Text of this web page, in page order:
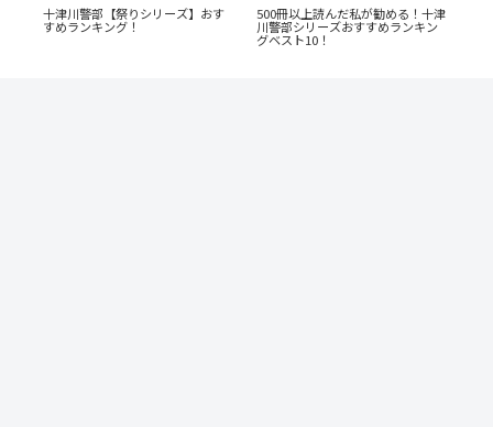
十津川警部【祭りシリーズ】おす
すめランキング！
500冊以上読んだ私が勧める！十津
川警部シリーズおすすめランキン
グベスト10！